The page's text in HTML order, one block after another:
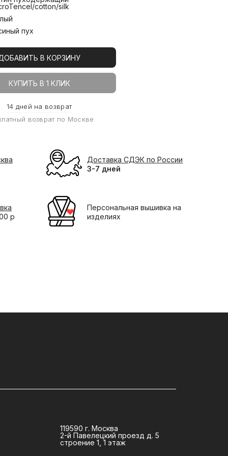
cotton/silk
пух
В КОРЗИНУ
КУПИТЬ В 1 КЛИК
14 дней на возврат
возврат по Москве
Доставка СДЭК по России
3-7 дней
р
Персональная вышивка на
изделиях
119590 г. Москва
2-й Павелецкий проезд д. 5
строение 1, 1 этаж